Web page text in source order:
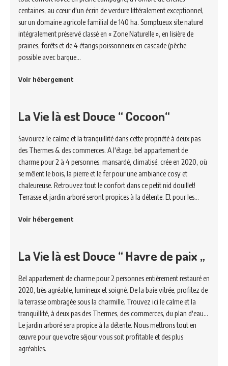
centaines, au cœur d'un écrin de verdure littéralement exceptionnel,
sur un domaine agricole familial de 140 ha. Somptueux site naturel
intégralement préservé classé en « Zone Naturelle », en lisière de
prairies, forêts et de 4 étangs poissonneux en cascade (pêche
possible avec barque…
Voir hébergement
La Vie là est Douce “ Cocoon“
Savourez le calme et la tranquillité dans cette propriété à deux pas
des Thermes & des commerces. A l'étage, bel appartement de
charme pour 2 à 4 personnes, mansardé, climatisé, crée en 2020, où
se mêlent le bois, la pierre et le fer pour une ambiance cosy et
chaleureuse. Retrouvez tout le confort dans ce petit nid douillet!
Terrasse et jardin arboré seront propices à la détente. Et pour les…
Voir hébergement
La Vie là est Douce “ Havre de paix „
Bel appartement de charme pour 2 personnes entièrement restauré en
2020, très agréable, lumineux et soigné. De la baie vitrée, profitez de
la terrasse ombragée sous la charmille. Trouvez ici le calme et la
tranquillité, à deux pas des Thermes, des commerces, du plan d'eau...
Le jardin arboré sera propice à la détente. Nous mettrons tout en
œuvre pour que votre séjour vous soit profitable et des plus
agréables.